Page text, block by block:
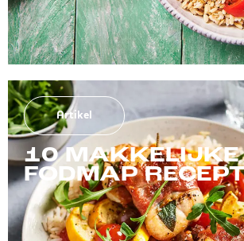
Artikel
10 MAKKELIJKE
FODMAP